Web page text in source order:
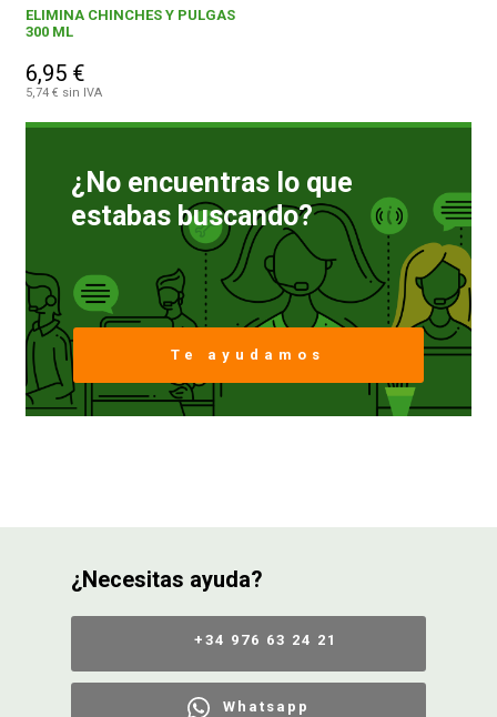
ELIMINA CHINCHES Y PULGAS
300 ML
6,95 €
5,74 € sin IVA
¿No encuentras lo que
estabas buscando?
Te ayudamos
¿Necesitas ayuda?
+34 976 63 24 21
Whatsapp